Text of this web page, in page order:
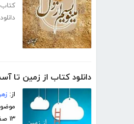
دانلود pdf کتاب به چه سوگند
دانلود کتاب از زمین تا
از:
۱۳ صفحه